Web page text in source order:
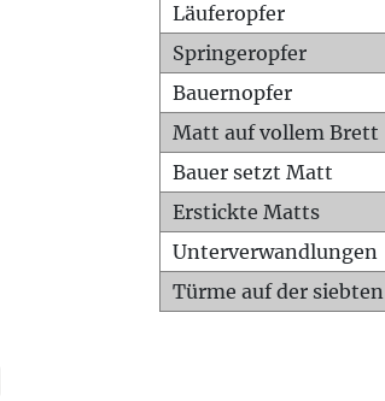
Läuferopfer
Springeropfer
Bauernopfer
Matt auf vollem Brett
Bauer setzt Matt
Erstickte Matts
Unterverwandlungen
Türme auf der siebten